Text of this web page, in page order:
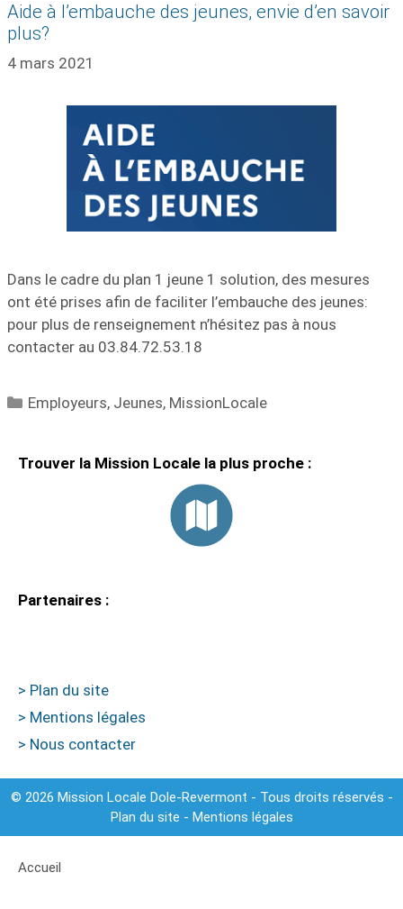
Aide à l’embauche des jeunes, envie d’en savoir
plus?
4 mars 2021
Dans le cadre du plan 1 jeune 1 solution, des mesures
ont été prises afin de faciliter l’embauche des jeunes:
pour plus de renseignement n’hésitez pas à nous
contacter au 03.84.72.53.18
Catégories
Employeurs, Jeunes, MissionLocale
Trouver la Mission Locale la plus proche :
Partenaires :
> Plan du site
> Mentions légales
> Nous contacter
© 2026 Mission Locale Dole-Revermont - Tous droits réservés -
Plan du site - Mentions légales
Accueil